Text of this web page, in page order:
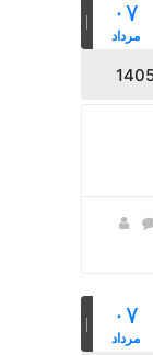
۰۷
مرداد
۰۷
مرداد